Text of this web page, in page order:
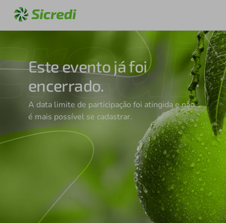
Este evento já foi
encerrado.
A data limite de participação foi atingida e não
é mais possível se cadastrar.